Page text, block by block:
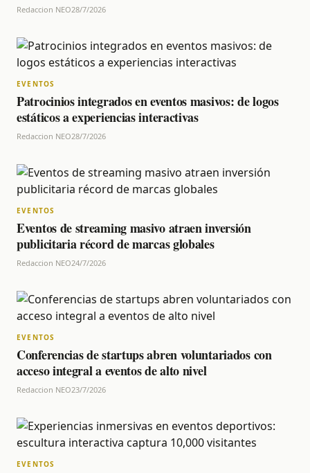
Redaccion NEO28/7/2026
EVENTOS
Patrocinios integrados en eventos masivos: de logos
estáticos a experiencias interactivas
Redaccion NEO28/7/2026
EVENTOS
Eventos de streaming masivo atraen inversión
publicitaria récord de marcas globales
Redaccion NEO24/7/2026
EVENTOS
Conferencias de startups abren voluntariados con
acceso integral a eventos de alto nivel
Redaccion NEO23/7/2026
EVENTOS